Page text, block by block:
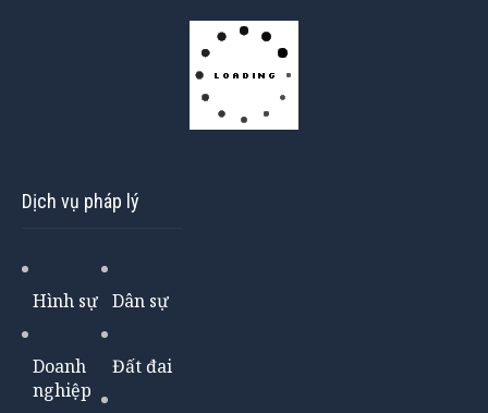
Dịch vụ pháp lý
Hình sự Dân sự
Doanh
nghiệp
Đất đai